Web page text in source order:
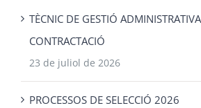
TÈCNIC DE GESTIÓ
CONTRACTACIÓ
23 de juliol de 2026
PROCESSOS DE SELECCIÓ 2026